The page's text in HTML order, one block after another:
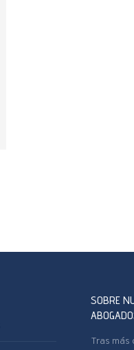
SOBRE
Tras más